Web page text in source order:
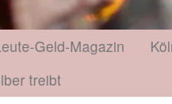
Geld-Magazin
treibt